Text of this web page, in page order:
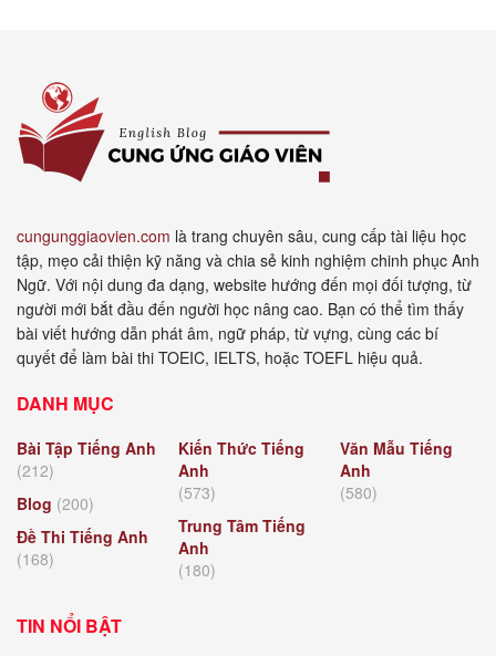
cungunggiaovien.com là trang chuyên sâu, cung cấp tài liệu học
tập, mẹo cải thiện kỹ năng và chia sẻ kinh nghiệm chinh phục Anh
Ngữ. Với nội dung đa dạng, website hướng đến mọi đối tượng, từ
người mới bắt đầu đến người học nâng cao. Bạn có thể tìm thấy
bài viết hướng dẫn phát âm, ngữ pháp, từ vựng, cùng các bí
quyết để làm bài thi TOEIC, IELTS, hoặc TOEFL hiệu quả.
DANH MỤC
Bài Tập Tiếng Anh
(212)
Blog (200)
Đề Thi Tiếng Anh
(168)
Kiến Thức Tiếng
Anh
(573)
Trung Tâm Tiếng
Anh
(180)
Văn Mẫu Tiếng
Anh
(580)
TIN NỔI BẬT